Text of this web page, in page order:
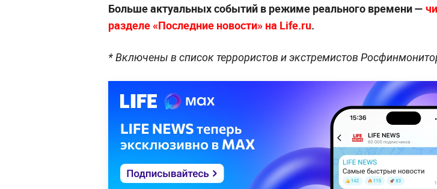
Больше актуальных событий в режиме реального времени —
разделе «Последние новости» на Life.ru.
* Включены в список террористов и экстремистов